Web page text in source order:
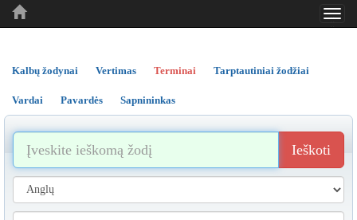
..
..
Kalbų žodynai Vertimas Terminai Tarptautiniai žodžiai
Vardai Pavardės Sapnininkas
Ieškoti